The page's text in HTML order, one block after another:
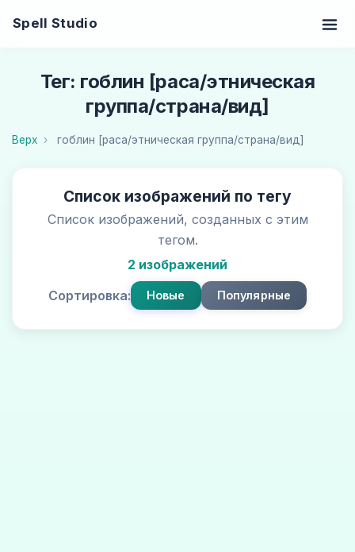
Spell Studio
Тег: гоблин [раса/этническая
группа/страна/вид]
Верх гоблин [раса/этническая группа/страна/вид]
Список изображений по тегу
Список изображений, созданных с этим
тегом.
2 изображений
Сортировка:
Новые Популярные